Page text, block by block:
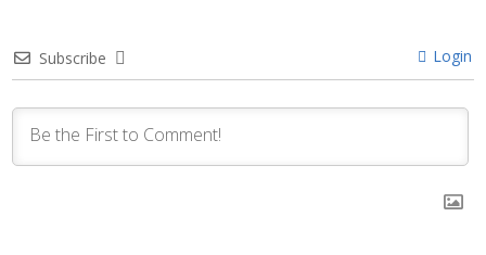
Subscribe Login